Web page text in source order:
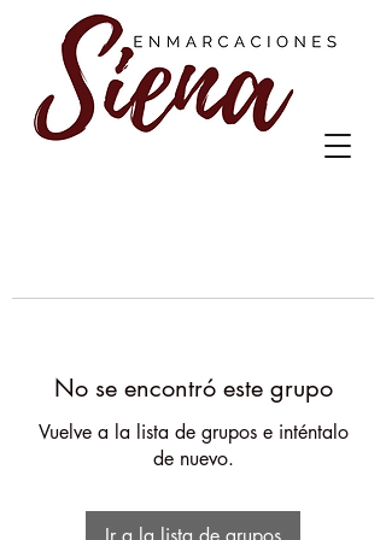
No se encontró este grupo
Vuelve a la lista de grupos e inténtalo
de nuevo.